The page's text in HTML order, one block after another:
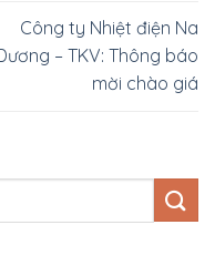
Công ty Nhiệt điện Na
– TKV: Thông báo
mời chào giá